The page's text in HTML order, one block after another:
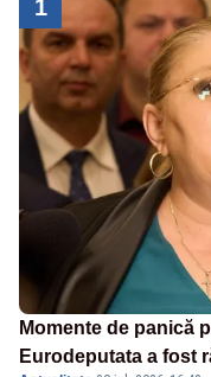
1
Momente de panică
Eurodeputata a fost